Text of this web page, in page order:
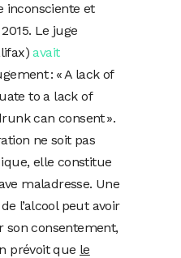
inconsciente et
Le juge
avait
: « A lack of
to a lack of
can consent ».
ne soit pas
elle constitue
maladresse. Une
l’alcool peut avoir
son consentement,
prévoit que le